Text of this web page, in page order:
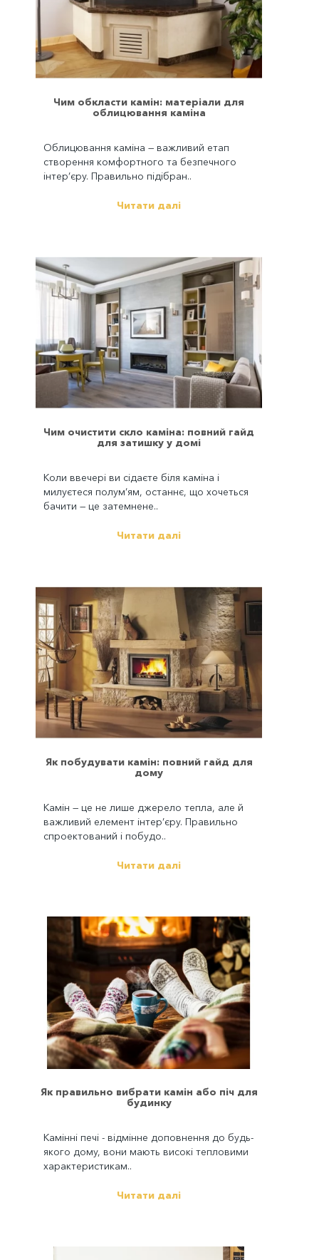
Чим обкласти камін: матеріали для
облицювання каміна
Облицювання каміна — важливий етап
створення комфортного та безпечного
інтер’єру. Правильно підібран..
Читати далі
Чим очистити скло каміна: повний гайд
для затишку у домі
Коли ввечері ви сідаєте біля каміна і
милуєтеся полум’ям, останнє, що хочеться
бачити — це затемнене..
Читати далі
Як побудувати камін: повний гайд для
дому
Камін — це не лише джерело тепла, але й
важливий елемент інтер’єру. Правильно
спроектований і побудо..
Читати далі
Як правильно вибрати камін або піч для
будинку
Камінні печі - відмінне доповнення до будь-
якого дому, вони мають високі тепловими
характеристикам..
Читати далі